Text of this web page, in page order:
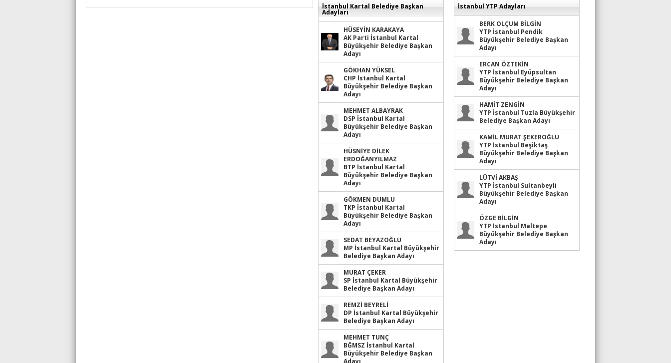
İstanbul Kartal Belediye Başkan
Adayları
HÜSEYİN KARAKAYA
AK Parti İstanbul Kartal
Büyükşehir Belediye Başkan
Adayı
GÖKHAN YÜKSEL
CHP İstanbul Kartal
Büyükşehir Belediye Başkan
Adayı
MEHMET ALBAYRAK
DSP İstanbul Kartal
Büyükşehir Belediye Başkan
Adayı
HÜSNİYE DİLEK
ERDOĞANYILMAZ
BTP İstanbul Kartal
Büyükşehir Belediye Başkan
Adayı
GÖKMEN DUMLU
TKP İstanbul Kartal
Büyükşehir Belediye Başkan
Adayı
SEDAT BEYAZOĞLU
MP İstanbul Kartal Büyükşehir
Belediye Başkan Adayı
MURAT ÇEKER
SP İstanbul Kartal Büyükşehir
Belediye Başkan Adayı
REMZİ BEYRELİ
DP İstanbul Kartal Büyükşehir
Belediye Başkan Adayı
MEHMET TUNÇ
BĞMSZ İstanbul Kartal
Büyükşehir Belediye Başkan
Adayı
İstanbul YTP Adayları
BERK OLÇUM BİLGİN
YTP İstanbul Pendik
Büyükşehir Belediye Başkan
Adayı
ERCAN ÖZTEKİN
YTP İstanbul Eyüpsultan
Büyükşehir Belediye Başkan
Adayı
HAMİT ZENGİN
YTP İstanbul Tuzla Büyükşehir
Belediye Başkan Adayı
KAMİL MURAT ŞEKEROĞLU
YTP İstanbul Beşiktaş
Büyükşehir Belediye Başkan
Adayı
LÜTVİ AKBAŞ
YTP İstanbul Sultanbeyli
Büyükşehir Belediye Başkan
Adayı
ÖZGE BİLGİN
YTP İstanbul Maltepe
Büyükşehir Belediye Başkan
Adayı